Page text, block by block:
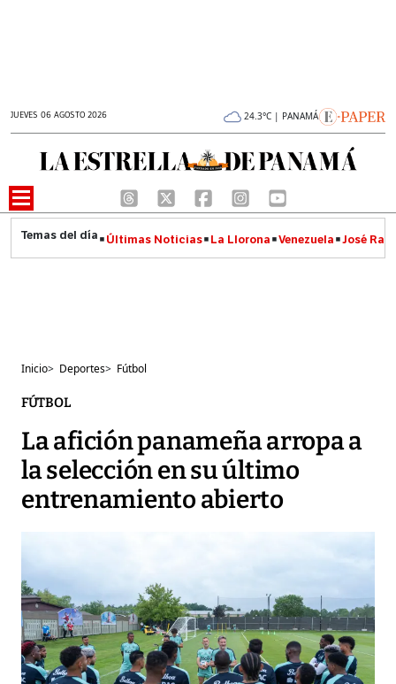
JUEVES 06 AGOSTO 2026 24.3°C | PANAMÁ
Últimas Noticias La Llorona Venezuela José
Inicio> Deportes> Fútbol
FÚTBOL
La afición panameña arropa a
la selección en su último
entrenamiento abierto